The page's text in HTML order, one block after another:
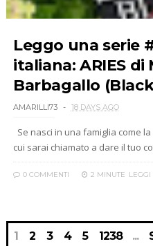
Leggo una serie
italiana: ARIES di
Barbagallo
AMARILLI73 18 DAYS AGO
Se nasci in una famiglia come
cui sarai chiamato a dare il tuo
0 COMMENTI 2 MINUTE LEGGI
1 2 3 4 5 1238